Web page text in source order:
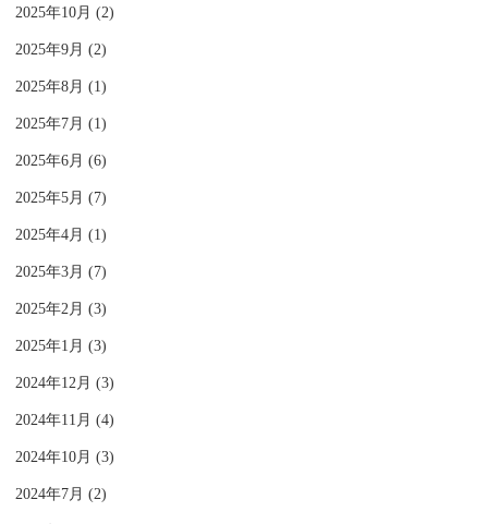
2025年10月 (2)
2025年9月 (2)
2025年8月 (1)
2025年7月 (1)
2025年6月 (6)
2025年5月 (7)
2025年4月 (1)
2025年3月 (7)
2025年2月 (3)
2025年1月 (3)
2024年12月 (3)
2024年11月 (4)
2024年10月 (3)
2024年7月 (2)